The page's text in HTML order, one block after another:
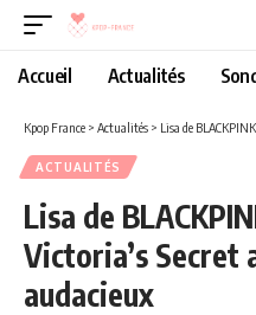
Accueil Actualités
Kpop France > Actualités > Lisa de BLACKPINK
ACTUALITÉS
Lisa de
Victoria’s Secret
audacieux